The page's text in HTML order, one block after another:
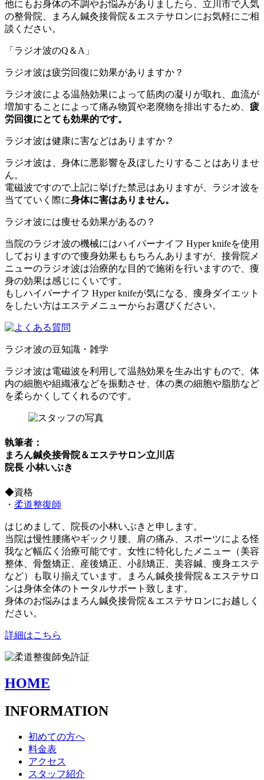
他にもお身体の不調やお悩みがありましたら、立川市で人気
の整骨院、まろん鍼灸接骨院＆エステサロンにお気軽にご相
談ください。
「ラジオ波のQ＆A」
ラジオ波は疲労回復に効果がありますか？
ラジオ波による温熱効果によって筋肉の凝りが取れ、血流が
増加することによって痛み物質や老廃物を排出するため、 疲
労回復にとても効果的です。
ラジオ波は健康に害などはありますか？
ラジオ波は、身体に悪影響を及ぼしたりすることはありませ
ん。
電磁波ですので上記に挙げた禁忌はありますが、ラジオ波を
当てていく際に身体に害はありません。
ラジオ波には痩せる効果があるの？
当院のラジオ波の機械にはハイパーナイフ Hyper knifeを使用
しておりますので痩身効果ももちろんありますが、接骨院メ
ニューのラジオ波は治療的な目的で施術を行いますので、痩
身の効果は感じにくいです。
もしハイパーナイフ Hyper knifeが気になる、痩身ダイエット
をしたい方はエステメニューからお選びください。
ラジオ波の豆知識・雑学
ラジオ波は電磁波を利用して温熱効果を生み出すもので、体
内の細胞や組織液などを振動させ、体の奥の細胞や脂肪など
を柔らかくしてくれるのです。
執筆者：
まろん鍼灸接骨院＆エステサロン立川店
院長 小林いぶき
◆資格
・ 柔道整復師
はじめまして、院長の小林いぶきと申します。
当院は慢性腰痛やギックリ腰、肩の痛み、スポーツによる怪
我など幅広く治療可能です。女性に特化したメニュー（美容
整体、骨盤矯正、産後矯正、小顔矯正、美容鍼、痩身エステ
など）も取り揃えています。まろん鍼灸接骨院＆エステサロ
ンは身体全体のトータルサポート致します。
身体のお悩みはまろん鍼灸接骨院＆エステサロンにお越しく
ださい。
詳細はこちら
HOME
INFORMATION
初めての方へ
料金表
アクセス
スタッフ紹介